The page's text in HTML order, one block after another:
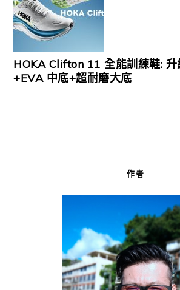
HOKA Clifton 11 全能訓練鞋: 升
+EVA 中底+超耐磨大底
作者